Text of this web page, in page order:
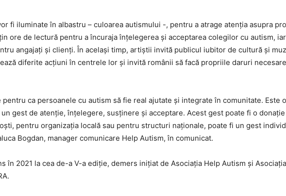
fi iluminate în albastru – culoarea autismului -, pentru a atrage atenția asupra
ore de lectură pentru a încuraja înțelegerea și acceptarea colegilor cu autism,
angajați și clienți. În același timp, artiștii invită publicul iubitor de cultură și
diferite acțiuni în centrele lor și invită românii să facă propriile daruri
ca persoanele cu autism să fie real ajutate și integrate în comunitate. Este
gest de atenție, înțelegere, susținere și acceptare. Acest gest poate fi o
pentru organizația locală sau pentru structuri naționale, poate fi un gest
Bogdan, manager comunicare Help Autism, în comunicat.
în 2021 la cea de-a V-a ediție, demers inițiat de Asociația Help Autism și